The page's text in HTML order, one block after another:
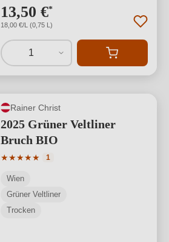
13,50 €*
18,00 €/L (0,75 L)
1
Rainer Christ
2025 Grüner Veltliner
Bruch BIO
★★★★★
Durchschnittliche Bewertung von 5
1
Wien
Grüner Veltliner
Trocken